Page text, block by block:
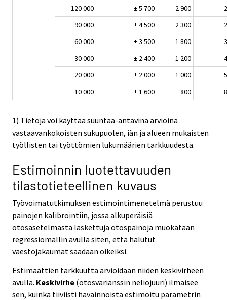
120 000 ± 5 700 2 900
90 000
± 4 500 2 300
60 000
± 3 500 1 800
30 000
± 2 400 1 200
20 000
± 2 000 1 000
10 000
± 1 600 800
1) Tietoja voi käyttää suuntaa-antavina arvioina
vastaavankokoisten sukupuolen, iän ja alueen mukaisten
työllisten tai työttömien lukumäärien tarkkuudesta.
Estimoinnin luotettavuuden
tilastotieteellinen kuvaus
Työvoimatutkimuksen estimointimenetelmä perustuu
painojen kalibrointiin, jossa alkuperäisiä
otosasetelmasta laskettuja otospainoja muokataan
regressiomallin avulla siten, että halutut
väestöjakaumat saadaan oikeiksi.
Estimaattien tarkkuutta arvioidaan niiden keskivirheen
avulla. Keskivirhe (otosvarianssin neliöjuuri) ilmaisee
sen, kuinka tiiviisti havainnoista estimoitu parametrin